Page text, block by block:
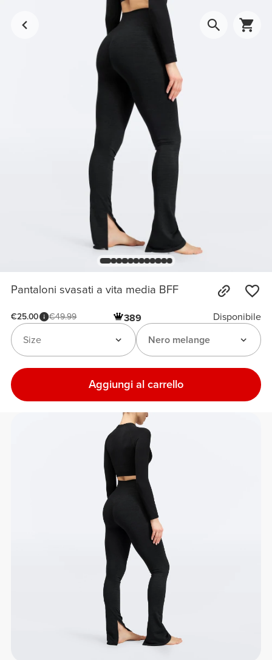
Pantaloni svasati a vita media BFF
€25.00 €49.99 389
Disponibile
Nero melange
Size
Aggiungi al carrello